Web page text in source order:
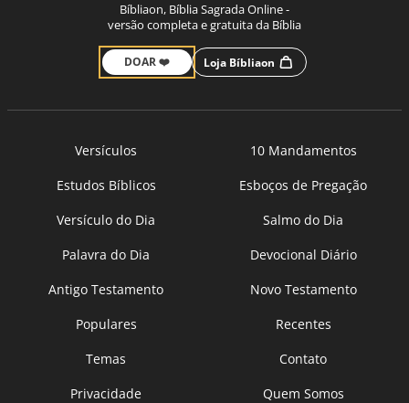
Bíbliaon, Bíblia Sagrada Online -
versão completa e gratuita da Bíblia
DOAR ❤️ Loja Bíbliaon
Versículos
10 Mandamentos
Estudos Bíblicos
Esboços de Pregação
Versículo do Dia
Salmo do Dia
Palavra do Dia
Devocional Diário
Antigo Testamento
Novo Testamento
Populares
Recentes
Temas
Contato
Privacidade
Quem Somos